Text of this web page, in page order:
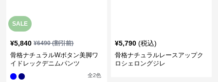
SALE
¥5,840 ¥6490(割引前)
骨格ナチュラルWボタン美脚ワ
イドレックデニムパンツ
全2色
¥5,790 (税込)
骨格ナチュラルレースアップク
ロシェロングジレ